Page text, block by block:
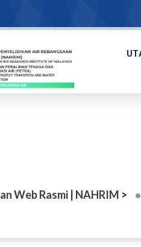
Web Rasmi | NAHRIM >